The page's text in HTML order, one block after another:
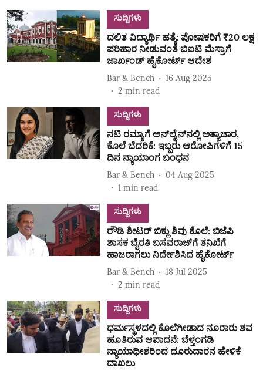
ಸುದ್ದಿಗಳು
ದಲಿತ ವಿದ್ಯಾರ್ಥಿ ಹತ್ಯೆ: ಪೋಷಕರಿಗೆ ₹20 ಲಕ್ಷ
ಪರಿಹಾರ ನೀಡುವಂತೆ ಬಿಐಟಿ ಮೆಸ್ರಾಗೆ
ಜಾರ್ಖಂಡ್ ಹೈಕೋರ್ಟ್ ಆದೇಶ
Bar & Bench
16 Aug 2025
2 min read
ಸುದ್ದಿಗಳು
ನಟಿ ರಮ್ಯಾಗೆ ಆನ್‌ಲೈನ್‌ನಲ್ಲಿ ಅತ್ಯಾಚಾರ,
ಕೊಲೆ ಬೆದರಿಕೆ: ಇಬ್ಬರು ಆರೋಪಿಗಳಿಗೆ 15
ದಿನ ನ್ಯಾಯಾಂಗ ಬಂಧನ
Bar & Bench
04 Aug 2025
1 min read
ಸುದ್ದಿಗಳು
ರೌಡಿ ಶೀಟರ್‌ ಬಿಕ್ಲು ಶಿವು ಕೊಲೆ: ಬಿಜೆಪಿ
ಶಾಸಕ ಬೈರತಿ ಬಸವರಾಜ್‌ಗೆ ತನಿಖೆಗೆ
ಹಾಜರಾಗಲು ನಿರ್ದೇಶಿಸಿದ ಹೈಕೋರ್ಟ್‌
Bar & Bench
18 Jul 2025
2 min read
ಸುದ್ದಿಗಳು
ಧರ್ಮಸ್ಥಳದಲ್ಲಿ ಕೊಲೆಗೀಡಾದ ನೂರಾರು ಶವ
ಹೂತಿರುವ ಆಪಾದನೆ: ಬೆಳ್ತಂಗಡಿ
ನ್ಯಾಯಾಧೀಶರಿಂದ ದೂರುದಾರನ ಹೇಳಿಕೆ
ದಾಖಲು